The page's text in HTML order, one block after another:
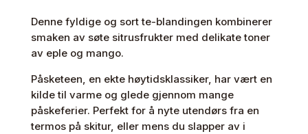
antall
Denne fyldige og sort te-blandingen kombinerer
smaken av søte sitrusfrukter med delikate toner
av eple og mango.
Påsketeen, en ekte høytidsklassiker, har vært en
kilde til varme og glede gjennom mange
påskeferier. Perfekt for å nyte utendørs fra en
termos på skitur, eller mens du slapper av i